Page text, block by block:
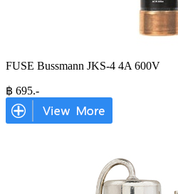
FUSE Bussmann JKS-4 4A 600V
฿ 695.-